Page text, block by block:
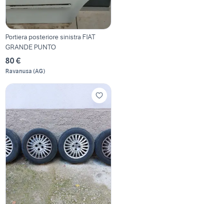
Portiera posteriore sinistra FIAT
GRANDE PUNTO
80 €
Ravanusa (AG)